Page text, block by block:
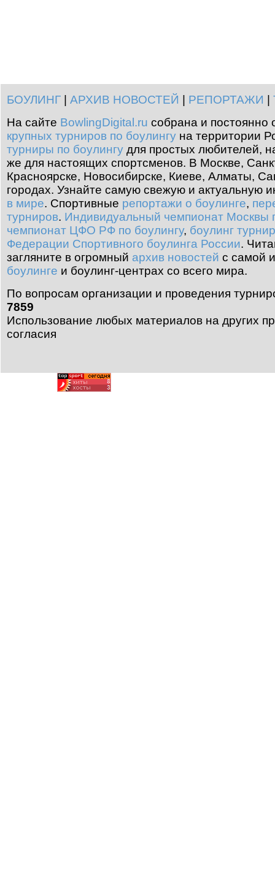
БОУЛИНГ АРХИВ НОВОСТЕЙ РЕПОРТАЖИ
На сайте BowlingDigital.ru собрана и постоянно
крупных турниров по боулингу на территории
турниры по боулингу для простых любителей,
же для настоящих спортсменов. В Москве,
Красноярске, Новосибирске, Киеве, Алматы,
городах. Узнайте самую свежую и
в мире. Спортивные репортажи о боулинге,
турниров. Индивидуальный чемпионат Москвы
чемпионат ЦФО РФ по боулингу, боулинг
Федерации Спортивного боулинга России.
загляните в огромный архив новостей с самой
боулинге и боулинг-центрах со всего мира.
По вопросам организации и проведения
7859
Использование любых материалов на других
согласия